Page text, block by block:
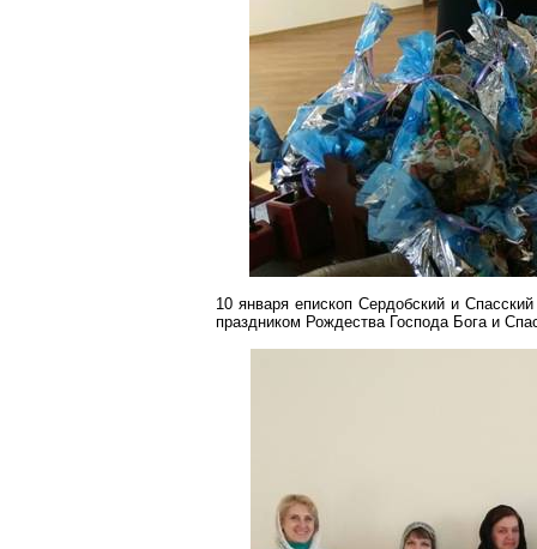
10 января епископ Сердобский и
праздником Рождества Господа Бога и